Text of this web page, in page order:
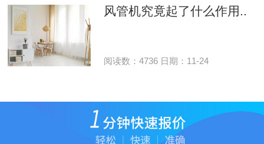
风管机究竟起了什么作用..
阅读数：4736 日期：11-24